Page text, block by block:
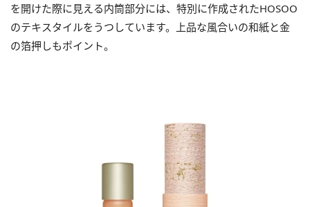
を開けた際に見える内筒部分には、特別に作成されたHOSOO
のテキスタイルをうつしています。上品な風合いの和紙と金
の箔押しもポイント。